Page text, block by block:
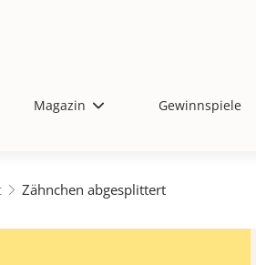
Magazin Gewinnspiele
Zähnchen abgesplittert